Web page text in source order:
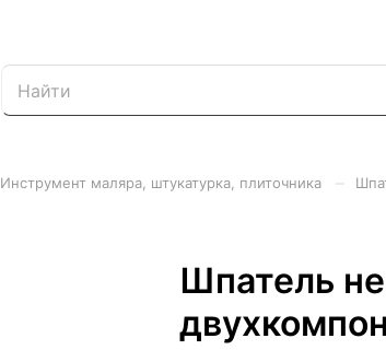
Инструмент маляра, штукатурка, плиточника
Шпатель